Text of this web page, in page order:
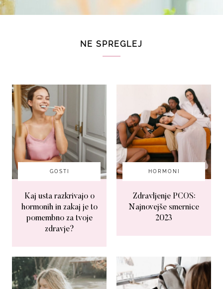
NE SPREGLEJ
GOSTI
Kaj usta razkrivajo o
hormonih in zakaj je to
pomembno za tvoje
zdravje?
HORMONI
Zdravljenje PCOS:
Najnovejše smernice
2023